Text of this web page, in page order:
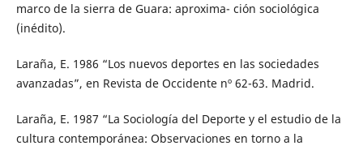
marco de la sierra de Guara: aproxima- ción sociológica
(inédito).
Laraña, E. 1986 “Los nuevos deportes en las sociedades
avanzadas”, en Revista de Occidente nº 62-63. Madrid.
Laraña, E. 1987 “La Sociología del Deporte y el estudio de la
cultura contemporánea: Observaciones en torno a la